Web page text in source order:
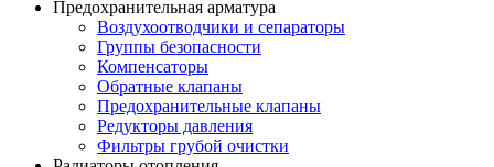
Предохранительная арматура
Воздухоотводчики и сепараторы
Группы безопасности
Компенсаторы
Обратные клапаны
Предохранительные клапаны
Редукторы давления
Фильтры грубой очистки